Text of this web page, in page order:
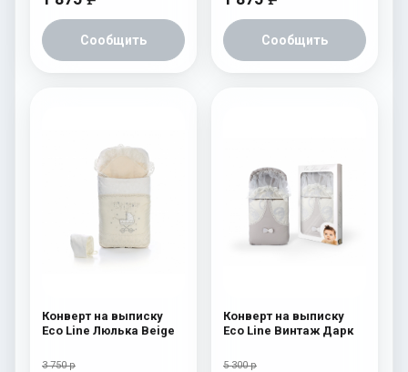
Сообщить Сообщить
Конверт на выписку
Eco Line Люлька Beige
3 750 р
Конверт на выписку
Eco Line Винтаж Дарк
5 300 р